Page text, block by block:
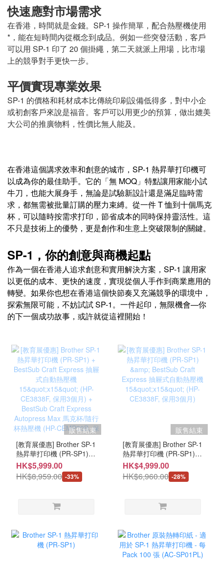
快速應對市場需求
在香港，時間就是金錢。SP-1 操作簡單，配合熱壓機使用
*，能在短時間內從概念到成品。例如一些突發活動，客戶
可以用 SP-1 印了 20 個掛繩，第二天就派上用場，比市場
上的競爭對手更快一步。
平價實現專業效果
SP-1 的價格和耗材成本比傳統印刷設備低得多，對中小企
或初創客戶來說是福音。客戶可以用更少的預算，做出媲美
大公司的推廣物料，性價比無人能及。
在香港這個講求效率和創意的城市，SP-1 熱昇華打印機可
以成為你的最佳助手。它的「無 MOQ」特點讓用家能小試
牛刀，也能大展身手，無論是試驗新設計還是滿足臨時需
求，都無需被批量訂購的壓力束縛。從一件 T 恤到十個馬克
杯，可以隨時按需求打印，節省成本的同時保持靈活性。這
不只是技術上的優勢，更是創作和生意上突破限制的關鍵。
SP-1，你的創意與商機起點
作為一個在香港人追求創意和實用解決方案，SP-1 讓用家
以更低的成本、更快的速度，實現從個人手作到商業應用的
轉變。如果你也想在香港這個快節奏又充滿競爭的環境中，
探索無限可能，不妨試試 SP-1。一件起印，無限機會—你
的下一個成功故事，或許就從這裡開始！
販售結束
[教育展優惠] Brother SP-1
熱昇華打印機 (PR-SP1) +
BestSub Craft Express 抽
屜式自動熱壓機 15"x15"
(HP-CE3838F, 保用3個月)
行杯熱壓機 (HP-
HK$5,999.00
HK$8,959.00 -33%
販售結束
[教育展優惠] Brother SP-1
熱昇華打印機 (PR-SP1) &
BestSub Craft Express 抽
屜式自動熱壓機 15"x15"
(HP-CE3838F, 保用3個月)
HK$4,999.00
HK$6,960.00 -28%